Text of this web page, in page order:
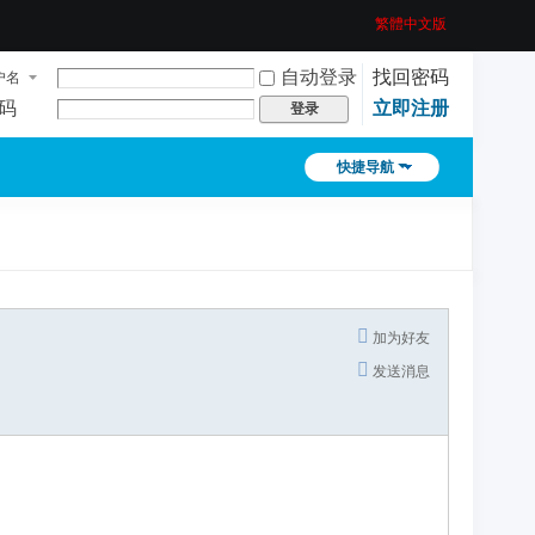
繁體中文版
名 自动登录
找回密码
登录 立即注册
快捷导航
加为好友
发送消息